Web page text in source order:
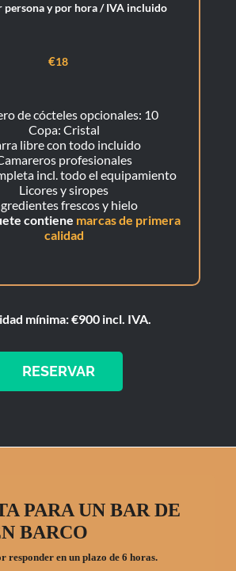
persona y por hora / IVA incluido
€18
de cócteles opcionales: 10
Copa: Cristal
libre con todo incluido
profesionales
incl. todo el equipamiento
Licores y siropes
frescos y hielo
contiene marcas de primera
calidad
mínima: €900 incl. IVA.
RESERVAR